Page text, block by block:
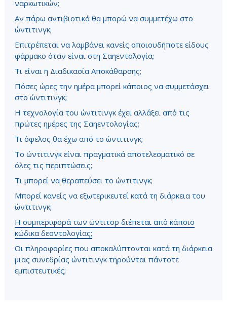
ναρκωτικών;
Αν πάρω αντιβιοτικά θα μπορώ να συμμετέχω στο
ώντιτινγκ;
Επιτρέπεται να λαμβάνει κανείς οποιουδήποτε είδους
φάρμακο όταν είναι στη Σαηεντολογία;
Τι είναι η Διαδικασία Αποκάθαρσης;
Πόσες ώρες την ημέρα μπορεί κάποιος να συμμετάσχει
στο ώντιτινγκ;
Η τεχνολογία του ώντιτινγκ έχει αλλάξει από τις
πρώτες ημέρες της Σαηεντολογίας;
Τι όφελος θα έχω από το ώντιτινγκ;
Το ώντιτινγκ είναι πραγματικά αποτελεσματικό σε
όλες τις περιπτώσεις;
Τι μπορεί να θεραπεύσει το ώντιτινγκ;
Μπορεί κανείς να εξωτερικευτεί κατά τη διάρκεια του
ώντιτινγκ;
Η συμπεριφορά των ώντιτορ διέπεται από κάποιο
κώδικα δεοντολογίας;
Οι πληροφορίες που αποκαλύπτονται κατά τη διάρκεια
μιας συνεδρίας ώντιτινγκ τηρούνται πάντοτε
εμπιστευτικές;